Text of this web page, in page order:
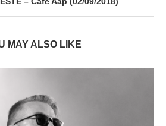
MAY ALSO LIKE